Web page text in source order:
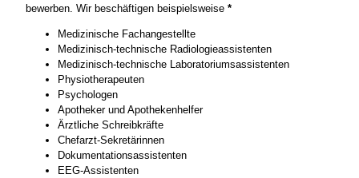
bewerben. Wir beschäftigen beispielsweise *
Medizinische Fachangestellte
Medizinisch-technische Radiologieassistenten
Medizinisch-technische Laboratoriumsassistenten
Physiotherapeuten
Psychologen
Apotheker und Apothekenhelfer
Ärztliche Schreibkräfte
Chefarzt-Sekretärinnen
Dokumentationsassistenten
EEG-Assistenten